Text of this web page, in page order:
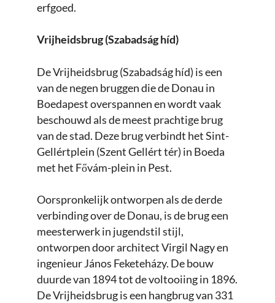
erfgoed.
Vrijheidsbrug (Szabadság híd)
De Vrijheidsbrug (Szabadság híd) is een
van de negen bruggen die de Donau in
Boedapest overspannen en wordt vaak
beschouwd als de meest prachtige brug
van de stad. Deze brug verbindt het Sint-
Gellértplein (Szent Gellért tér) in Boeda
met het Fővám-plein in Pest.
Oorspronkelijk ontworpen als de derde
verbinding over de Donau, is de brug een
meesterwerk in jugendstil stijl,
ontworpen door architect Virgil Nagy en
ingenieur János Feketeházy. De bouw
duurde van 1894 tot de voltooiing in 1896.
De Vrijheidsbrug is een hangbrug van 331